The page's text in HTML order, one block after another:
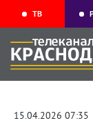
ТВ
15.04.2026 07:35